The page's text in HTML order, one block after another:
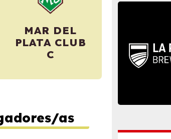
MAR DEL
PLATA CLUB
C
as